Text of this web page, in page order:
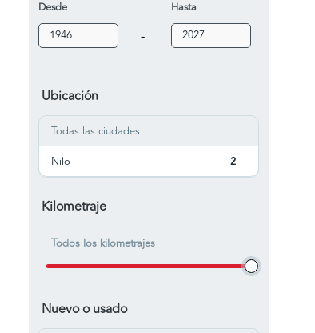
Desde
-
Hasta
Ubicación
Todas las ciudades
Nilo
2
Kilometraje
Todos los kilometrajes
Nuevo o usado